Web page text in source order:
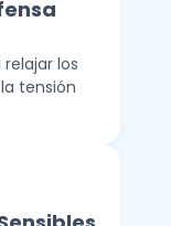
los
tensión